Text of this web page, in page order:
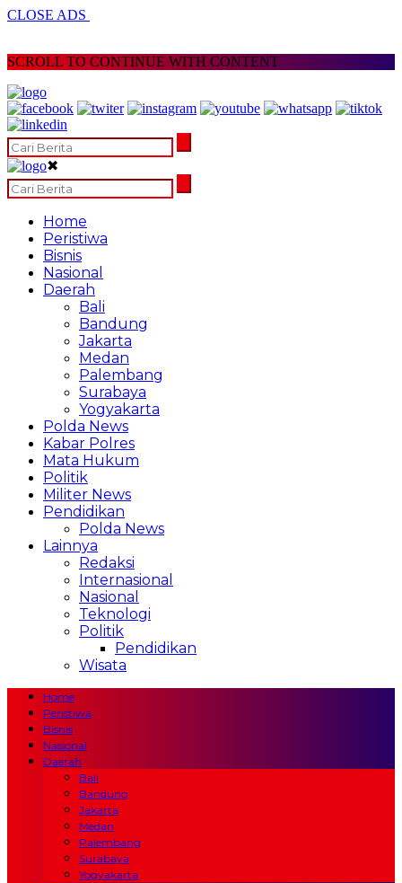
CLOSE ADS
SCROLL TO CONTINUE WITH CONTENT
✖
Home
Peristiwa
Bisnis
Nasional
Daerah
Bali
Bandung
Jakarta
Medan
Palembang
Surabaya
Yogyakarta
Polda News
Kabar Polres
Mata Hukum
Politik
Militer News
Pendidikan
Polda News
Lainnya
Redaksi
Internasional
Nasional
Teknologi
Politik
Pendidikan
Wisata
Home
Peristiwa
Bisnis
Nasional
Daerah
Bali
Bandung
Jakarta
Medan
Palembang
Surabaya
Yogyakarta